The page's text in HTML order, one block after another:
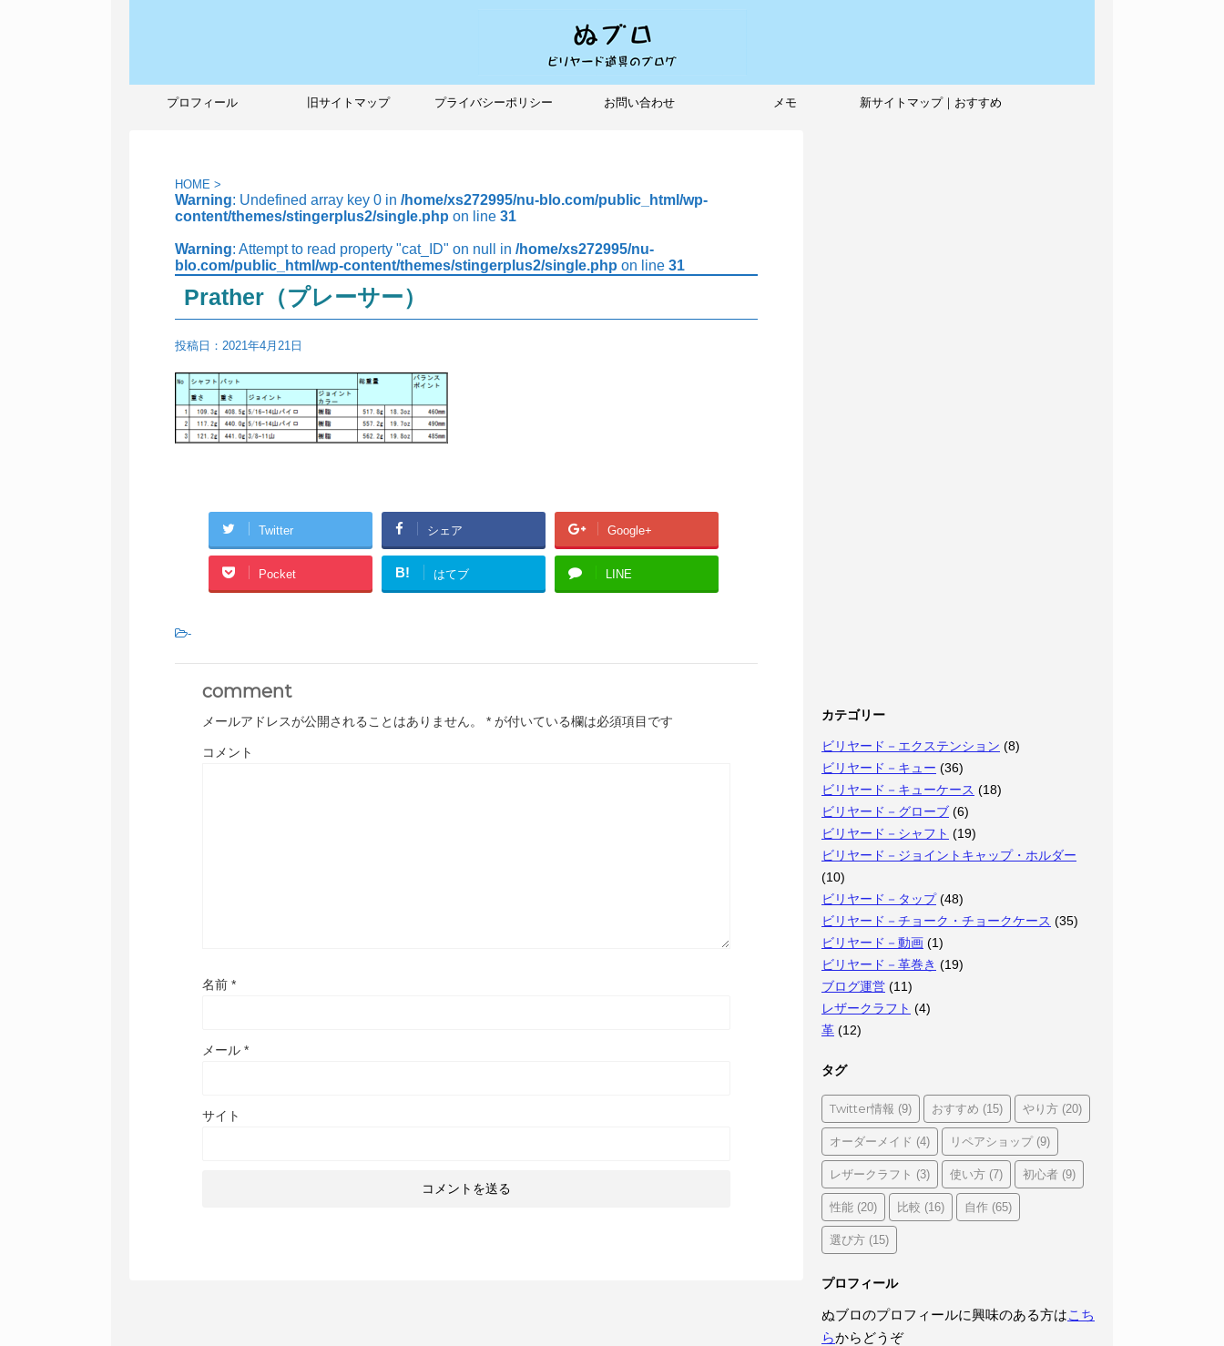
プロフィール 旧サイトマップ プライバシーポリシー お問い合わせ メモ 新サイトマップ｜おすすめ
HOME >
Warning: Undefined array key 0 in /home/xs272995/nu-blo.com/public_html/wp-
content/themes/stingerplus2/single.php on line 31
Warning: Attempt to read property "cat_ID" on null in /home/xs272995/nu-
blo.com/public_html/wp-content/themes/stingerplus2/single.php on line 31
Prather（プレーサー）
投稿日： 2021年4月21日
Twitter シェア Google+
Pocket B! はてブ LINE
-
comment
メールアドレスが公開されることはありません。 * が付いている欄は必須項目です
コメント
名前 *
メール *
サイト
カテゴリー
ビリヤード－エクステンション (8)
ビリヤード－キュー (36)
ビリヤード－キューケース (18)
ビリヤード－グローブ (6)
ビリヤード－シャフト (19)
ビリヤード－ジョイントキャップ・ホルダー
(10)
ビリヤード－タップ(48)
ビリヤード－チョーク・チョークケース (35)
ビリヤード－動画 (1)
ビリヤード－革巻き (19)
ブログ運営 (11)
レザークラフト (4)
革 (12)
タグ
Twitter情報 (9) おすすめ (15) やり方 (20)
オーダーメイド (4) リペアショップ(9)
レザークラフト (3) 使い方 (7) 初心者 (9)
性能 (20) 比較 (16) 自作 (65)
選び方 (15)
プロフィール
ぬブロのプロフィールに興味のある方はこち
らからどうぞ